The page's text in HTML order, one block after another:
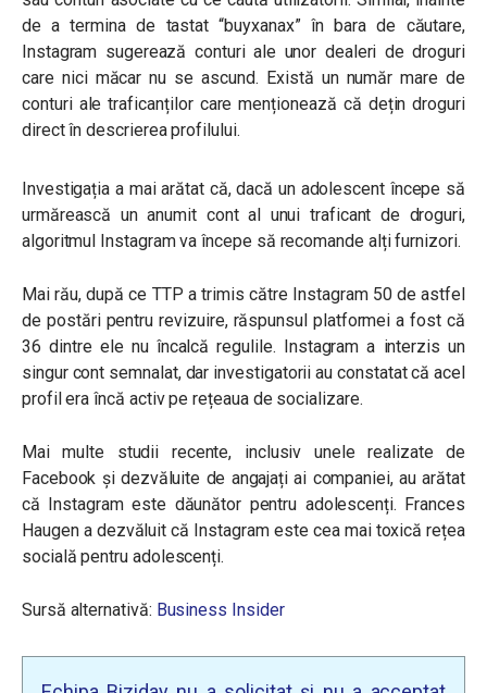
de a termina de tastat “buyxanax” în bara de căutare,
Instagram sugerează conturi ale unor dealeri de droguri
care nici măcar nu se ascund. Există un număr mare de
conturi ale traficanților care menționează că dețin droguri
direct în descrierea profilului.
Investigația a mai arătat că, dacă un adolescent începe să
urmărească un anumit cont al unui traficant de droguri,
algoritmul Instagram va începe să recomande alți furnizori.
Mai rău, după ce TTP a trimis către Instagram 50 de astfel
de postări pentru revizuire, răspunsul platformei a fost că
36 dintre ele nu încalcă regulile. Instagram a interzis un
singur cont semnalat, dar investigatorii au constatat că acel
profil era încă activ pe rețeaua de socializare.
Mai multe studii recente, inclusiv unele realizate de
Facebook și dezvăluite de angajați ai companiei, au arătat
că Instagram este dăunător pentru adolescenți. Frances
Haugen a dezvăluit că Instagram este cea mai toxică rețea
socială pentru adolescenți.
Sursă alternativă: Business Insider